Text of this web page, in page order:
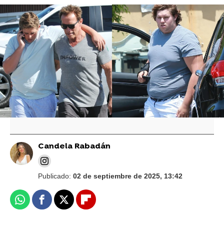
Vídeo: Getty I Foto: Cordon Press
Arnold Schwarzenegger vuelve a la saga
Predator con un final alternativo y
adelantan planes futuros para su
personaje
Candela Rabadán
Publicado: 02 de septiembre de 2025, 13:42
WhatsappFacebook
X Flipboard